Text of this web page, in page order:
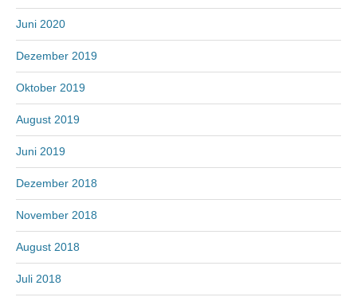
Juni 2020
Dezember 2019
Oktober 2019
August 2019
Juni 2019
Dezember 2018
November 2018
August 2018
Juli 2018